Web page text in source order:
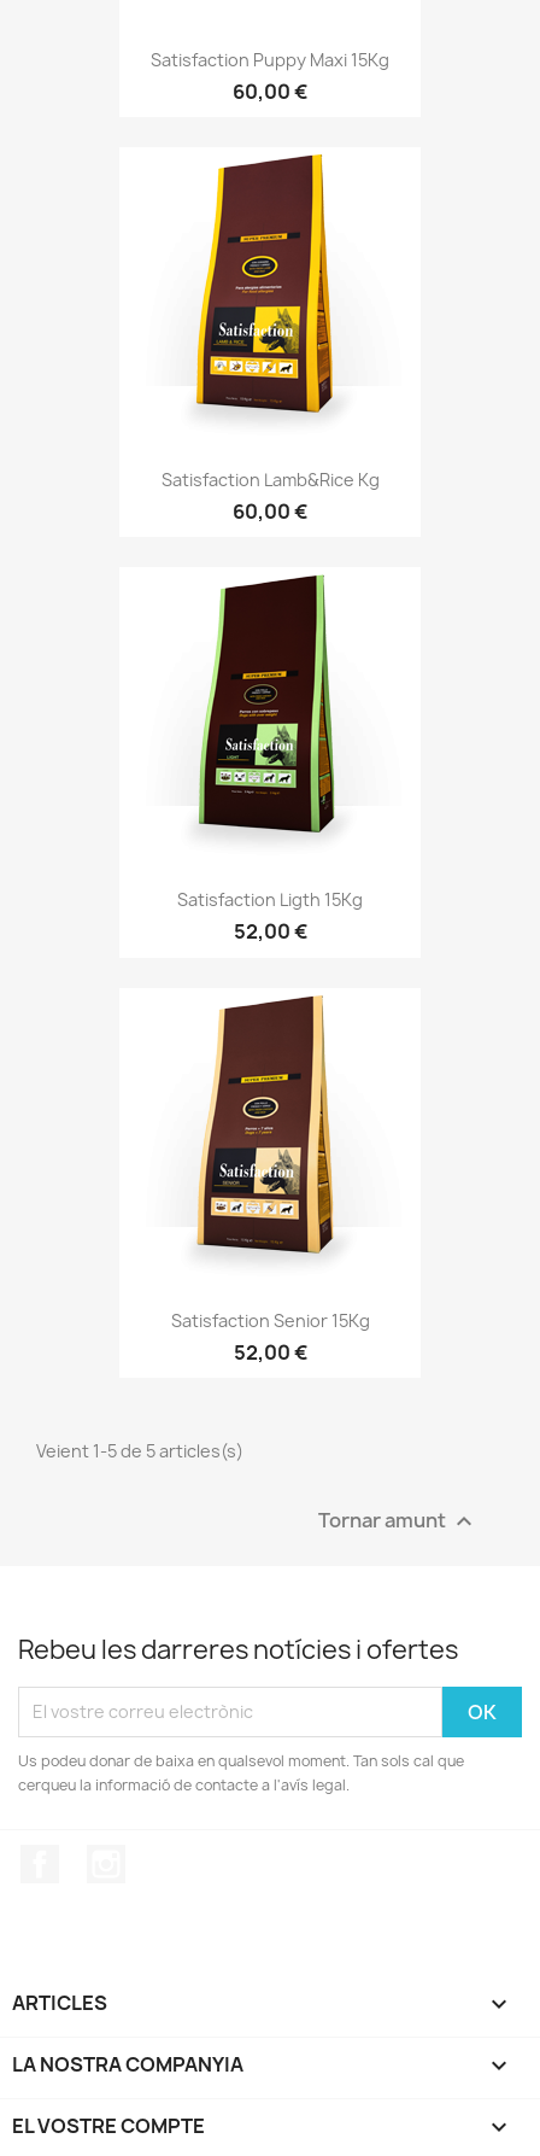
Satisfaction Puppy Maxi 15Kg
60,00 €
Satisfaction Lamb&Rice Kg
60,00 €
Satisfaction Ligth 15Kg
52,00 €
Satisfaction Senior 15Kg
52,00 €
Veient 1-5 de 5 articles(s)
Tornar amunt 
Rebeu les darreres notícies i ofertes
Us podeu donar de baixa en qualsevol moment. Tan sols cal que
cerqueu la informació de contacte a l'avís legal.
ARTICLES 
LA NOSTRA COMPANYIA 
EL VOSTRE COMPTE 